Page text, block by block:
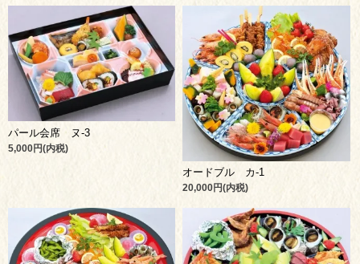
パール会席 ヌ-3
5,000円(内税)
オードブル カ-1
20,000円(内税)